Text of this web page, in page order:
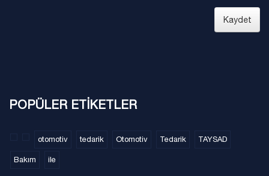
Kaydet
POPÜLER ETİKETLER
otomotiv tedarik Otomotiv Tedarik TAYSAD
Bakım ile